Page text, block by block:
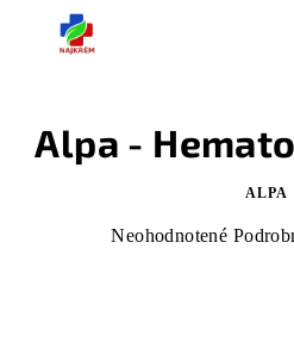
Alpa -
ALPA
Priemerné
Neohodnotené